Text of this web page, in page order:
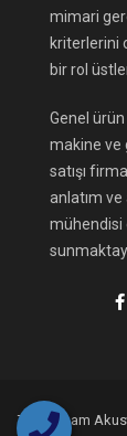
mimari
kriterlerini
bir rol
Genel
makine ve
satışı
anlatım
mühendisi
Teknofoam